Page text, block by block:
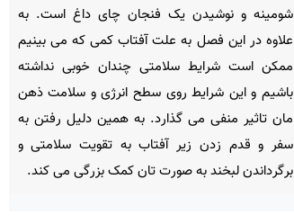
شومینه و نوشیدن یک فنجان چای داغ است. به
علاوه در این فصل به علت آفتاب کمی که می بینیم
ممکن است شرایط سلامتی چندان خوبی نداشته
باشیم و این شرایط روی سطح انرژی و سلامت ذهن
مان تاثیر منفی می گذارد. به همین دلیل رفتن به
سفر و قدم زدن زیر آفتاب به تقویت سلامتی و
برگرداندن لبخند به صورت تان کمک بزرگی می کند.